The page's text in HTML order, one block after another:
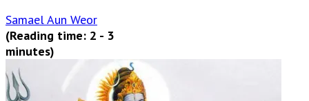
Samael Aun Weor
(Reading time: 2 - 3
minutes)